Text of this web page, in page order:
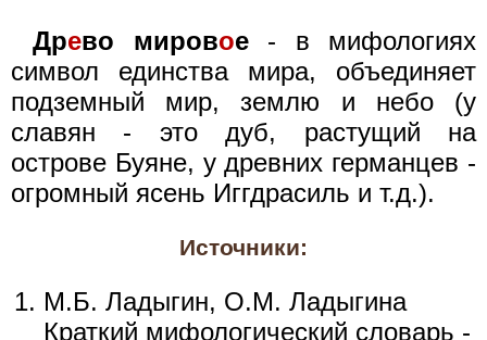
Древо мировое- в мифологиях
символ единства мира, объединяет
подземный мир, землю и небо (у
славян - это дуб, растущий на
острове Буяне, у древних германцев -
огромный ясень Иггдрасиль и т.д.).
Источники:
М.Б. Ладыгин, О.М. Ладыгина
Краткий мифологический словарь -